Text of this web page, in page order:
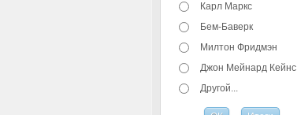
Карл Маркс
Бем-Баверк
Милтон Фридмэн
Джон Мейнард Кейнс
Другой...